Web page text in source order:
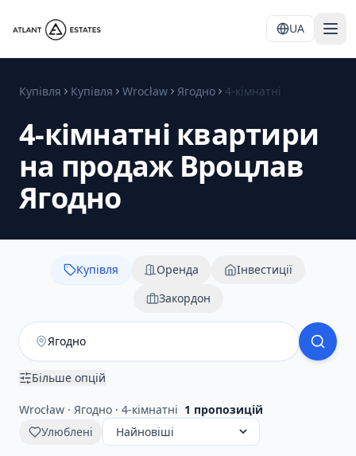
UA
Купівля Купівля Wrocław Ягодно 4-кімнатні
4-кімнатні квартири
на продаж Вроцлав
Ягодно
Купівля Оренда
Інвестиції
Закордон
Більше опцій
Wrocław · Ягодно · 4-кімнатні 1 пропозицій
Улюблені